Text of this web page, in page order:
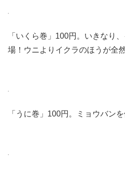
「いくら巻」100円。いきなり
場！ウニよりイクラのほうが全然
「うに巻」100円。ミョウバン